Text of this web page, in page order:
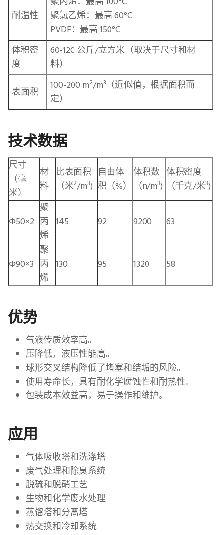
耐温性
聚氯乙烯：最高 60°C
PVDF：最高 150°C
体积密
度
60-120 公斤/立方米（取决于尺寸和材
料）
表面积
100-200 m²/m³（近似值，根据面积而
定）
技术数据
尺寸
（毫
米）
材
料
比表面积
（米2/m3)
自由体
积（%）
体积数
（n/m3)
体积密度
（千克/米3)
Φ50×2
聚
丙
烯
145 92 9200 63
Φ90×3
聚
丙
烯
130 95 1320 58
优势
气液传质效率高。
压降低，液压性能高。
球形交叉结构降低了堵塞和结垢的风险。
使用寿命长，具有耐化学腐蚀性和耐热性。
包装成本效益高，易于操作和维护。
应用
气体吸收塔和洗涤塔
废气处理和除臭系统
脱硫和脱硝工艺
生物和化学废水处理
蒸馏塔和分离塔
热交换和冷却系统